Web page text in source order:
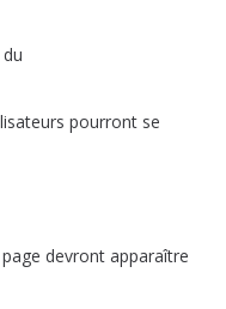
du
pourront se
page devront apparaître